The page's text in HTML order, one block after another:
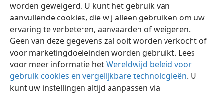
worden geweigerd. U kunt het gebruik van
aanvullende cookies, die wij alleen gebruiken om uw
ervaring te verbeteren, aanvaarden of weigeren.
Geen van deze gegevens zal ooit worden verkocht of
voor marketingdoeleinden worden gebruikt. Lees
voor meer informatie hetWereldwijd beleid voor
gebruik cookies en vergelijkbare technologieën. U
kunt uw instellingen altijd aanpassen via
Nederlands Instellingen
Copyright © 2026 Watch Tower Bible and Tract Society of Pennsylvania
Gebruiksvoorwaarden Privacybeleid
Privacyinstellingen
Inloggen